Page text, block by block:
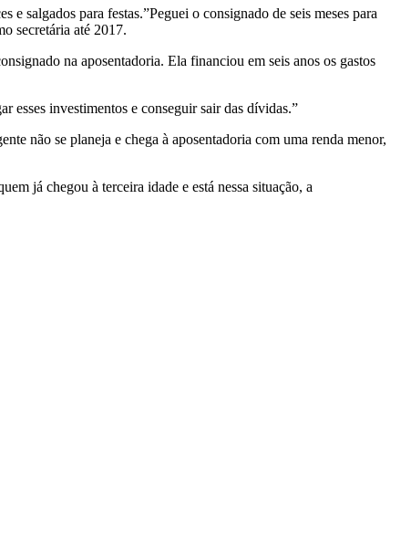
salgados para festas.”Peguei o consignado de seis meses para
secretária até 2017.
na aposentadoria. Ela financiou em seis anos os gastos
esses investimentos e conseguir sair das dívidas.”
não se planeja e chega à aposentadoria com uma renda menor,
já chegou à terceira idade e está nessa situação, a